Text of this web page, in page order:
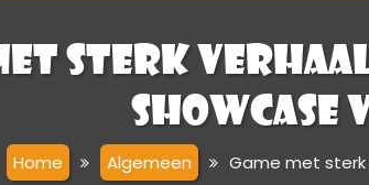
met sterk
Home Algemeen Game met sterk